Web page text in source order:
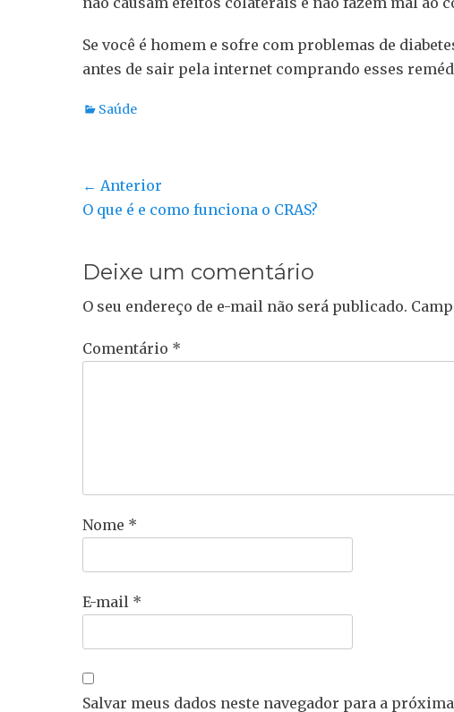
Se você é homem e sofre com problemas de
antes de sair pela internet comprando esses
Categorias:
Saúde
Navegação
de
← Anterior
Post
O que é e como funciona o CRAS?
Deixe um comentário
O seu endereço de e-mail não será publicado.
Comentário *
Nome *
E-mail *
Salvar meus dados neste navegador para a